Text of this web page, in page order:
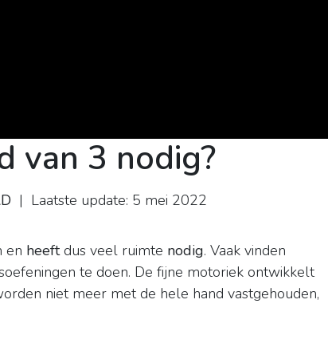
van 3 nodig?
| Laatste update: 5 mei 2022
en heeftdus veel ruimte nodig. Vaak vinden
te doen. De fijne motoriek ontwikkelt
niet meer met de hele hand vastgehouden,